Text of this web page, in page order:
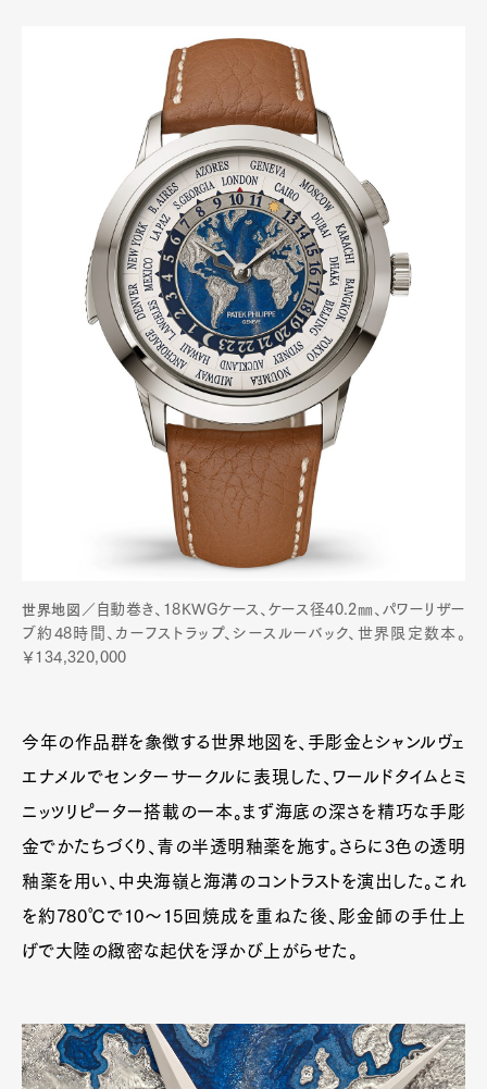
世界地図 ／ 自動巻き、18KWGケース、ケース径40.2㎜、パワーリザー
ブ約48時間、カーフストラップ、シースルーバック、世界限定数本。
￥134,320,000
今年の作品群を象徴する世界地図を、手彫金とシャンルヴェ
エナメルでセンターサークルに表現した、ワールドタイムとミ
ニッツリピーター搭載の一本。まず海底の深さを精巧な手彫
金でかたちづくり、青の半透明釉薬を施す。さらに3色の透明
釉薬を用い、中央海嶺と海溝のコントラストを演出した。これ
を約780℃で10〜15回焼成を重ねた後、彫金師の手仕上
げで大陸の緻密な起伏を浮かび上がらせた。